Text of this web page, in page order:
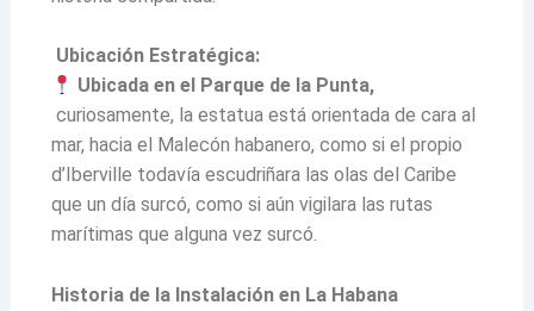
Ubicación Estratégica:
Ubicada en el Parque de la Punta,
curiosamente, la estatua está orientada de cara al
mar, hacia el Malecón habanero, como si el propio
d’Iberville todavía escudriñara las olas del Caribe
que un día surcó, como si aún vigilara las rutas
marítimas que alguna vez surcó.
Historia de la Instalación en La Habana